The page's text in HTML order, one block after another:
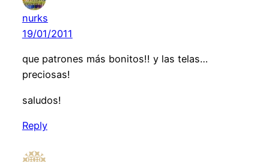
nurks
19/01/2011
que patrones más bonitos!! y las telas…
preciosas!
saludos!
Reply